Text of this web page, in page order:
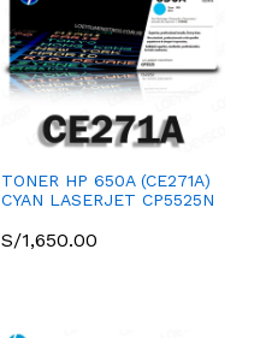
TONER HP 650A (CE271A)
CYAN LASERJET CP5525N
S/1,650.00